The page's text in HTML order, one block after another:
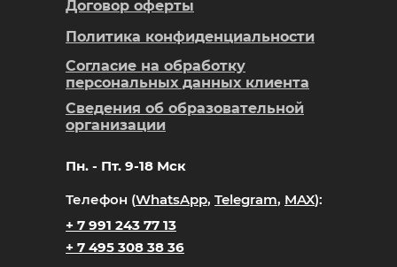
Телефон (WhatsApp, Telegram, MAX):
+ 7 495 308 38 36
+ 7 991 243 77 13
Пн. - Пт. 9-18 Мск
Договор оферты
Политика конфиденциальности
Согласие на обработку
персональных данных клиента
Сведения об образовательной
организации